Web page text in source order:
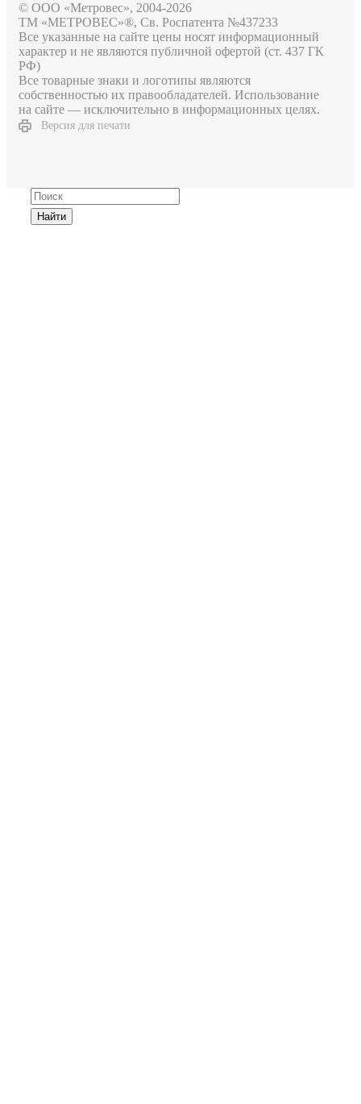
© ООО «Метровес», 2004-2026
ТМ «МЕТРОВЕС»®, Св. Роспатента №4​3​7​2​3​3
Все указанные на сайте цены носят информационный
характер и не являются публичной офертой (ст. 437 ГК
РФ)
Все товарные знаки и логотипы являются
собственностью их правообладателей. Использование
на сайте — исключительно в информационных целях.
Версия для печати
Найти